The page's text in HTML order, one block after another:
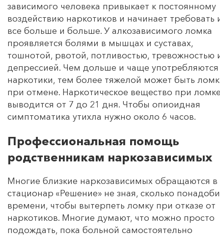
зависимого человека привыкает к постоянному
воздействию наркотиков и начинает требовать
все больше и больше. У алкозависимого ломка
проявляется болями в мышцах и суставах,
тошнотой, рвотой, потливостью, тревожностью
депрессией. Чем дольше и чаще употребляются
наркотики, тем более тяжелой может быть
при отмене. Наркотическое вещество при
выводится от 7 до 21 дня. Чтобы опиоидная
симптоматика утихла нужно около 6 часов.
Профессиональная помощь
родственникам наркозависимых
Многие близкие наркозависимых обращаются в
стационар «Решение» не зная, сколько
времени, чтобы вытерпеть ломку при отказе от
наркотиков. Многие думают, что можно просто
подождать, пока больной самостоятельно